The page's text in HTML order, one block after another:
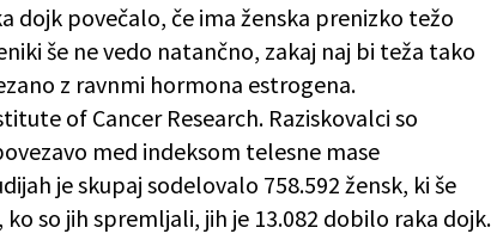
dojk povečalo, če ima ženska prenizko težo
še ne vedo natančno, zakaj naj bi teža tako
z ravnmi hormona estrogena.
of Cancer Research. Raziskovalci so
med indeksom telesne mase
je skupaj sodelovalo 758.592 žensk, ki še
so jih spremljali, jih je 13.082 dobilo raka dojk.